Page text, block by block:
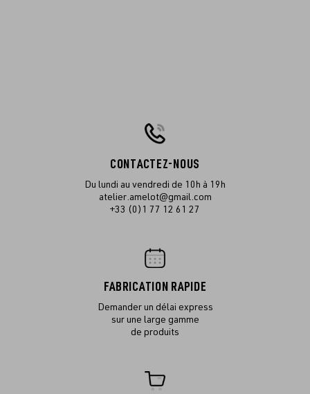
CONTACTEZ-NOUS
Du lundi au vendredi de 10h à 19h
atelier.amelot@gmail.com
+33 (0)1 77 12 61 27
FABRICATION RAPIDE
Demander un délai express
sur une large gamme
de produits